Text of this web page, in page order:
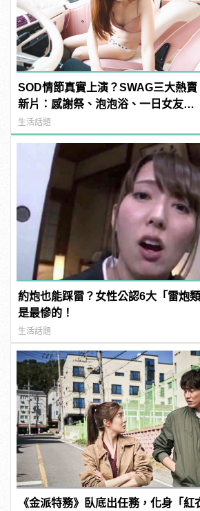
SOD情節真實上演？SWAG三大熱賣
新片：感謝祭、泡泡浴、一日女友超
刺激！老司機直呼：賺到了超爽Der～
| manfashion這樣變型男
生活話題
約炮也能踩雷？女性公認6大「雷炮
是最慘的！
生活話題
《金派特務》臥底出任務，化身「